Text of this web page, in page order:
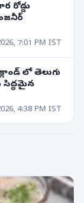
రోడ్డు
7:01 PM IST
లో తెలుగు
సిద్ధమైన
4:38 PM IST